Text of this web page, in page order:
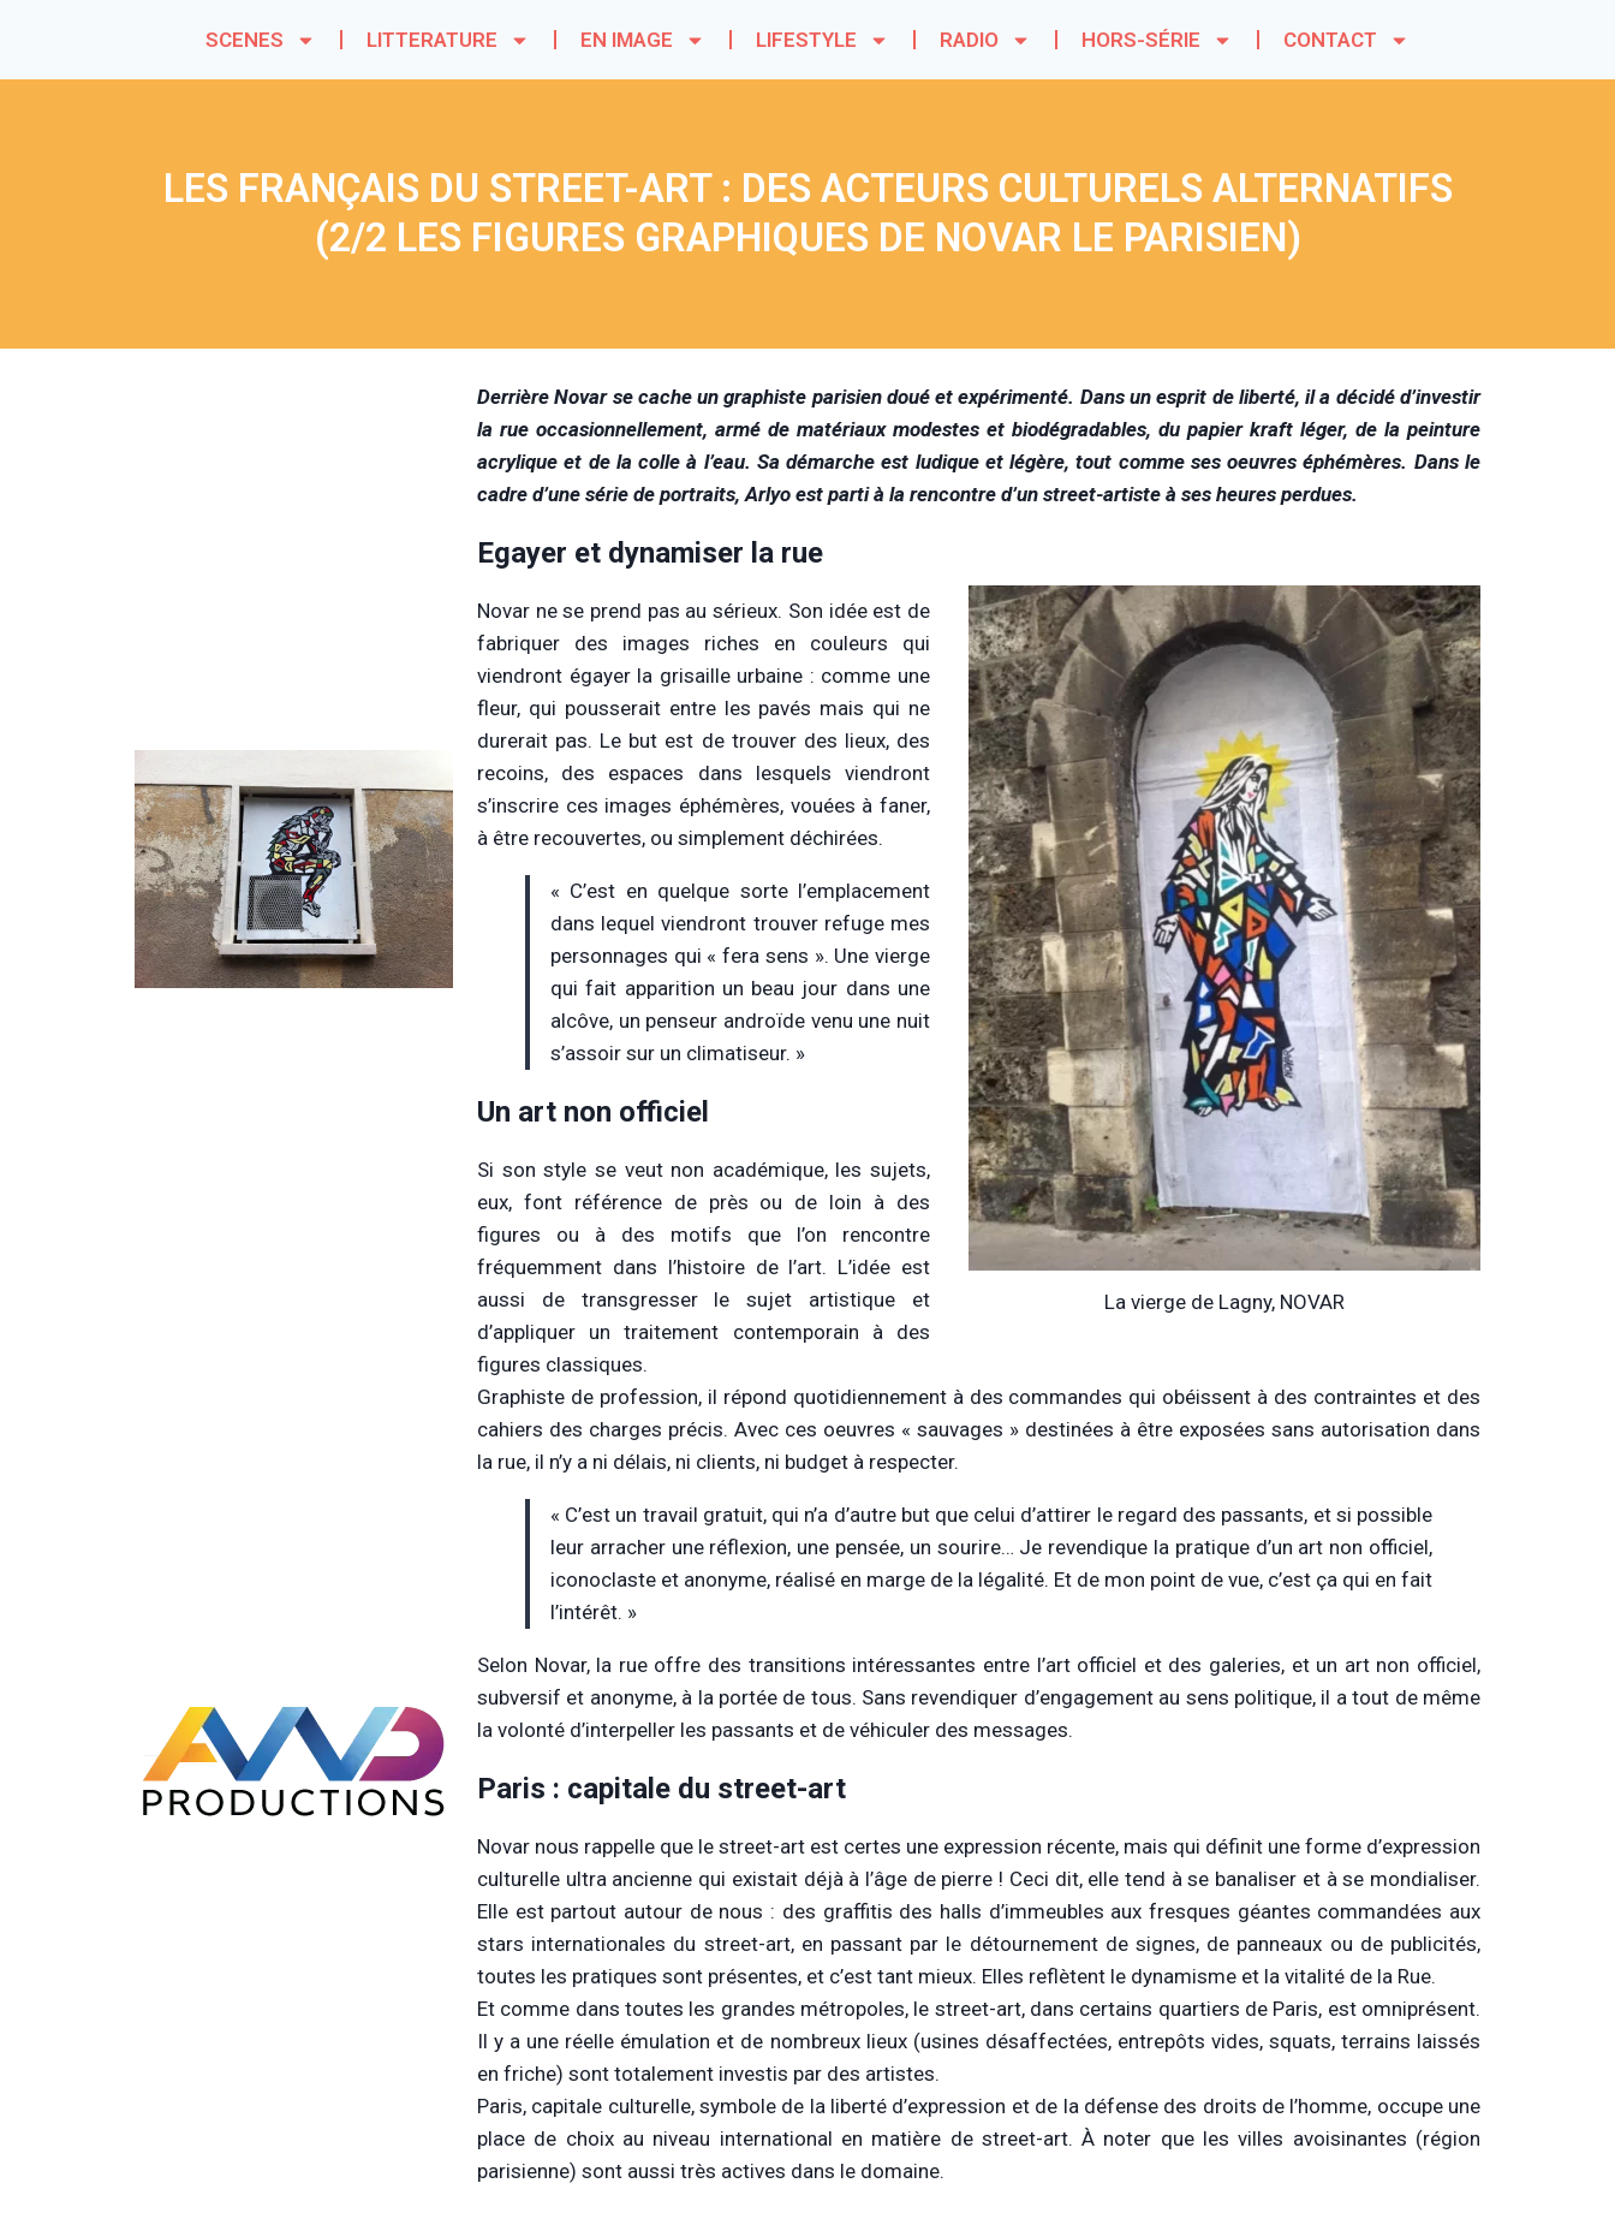
SCENES LITTERATURE EN IMAGE LIFESTYLE RADIO HORS-SÉRIE CONTACT
LES FRANÇAIS DU STREET-ART : DES ACTEURS CULTURELS ALTERNATIFS
(2/2 LES FIGURES GRAPHIQUES DE NOVAR LE PARISIEN)
Derrière Novar se cache un graphiste parisien doué et expérimenté. Dans un esprit de liberté, il a décidé d’investir
la rue occasionnellement, armé de matériaux modestes et biodégradables, du papier kraft léger, de la peinture
acrylique et de la colle à l’eau. Sa démarche est ludique et légère, tout comme ses oeuvres éphémères. Dans le
cadre d’une série de portraits, Arlyo est parti à la rencontre d’un street-artiste à ses heures perdues.
Egayer et dynamiser la rue
La vierge de Lagny, NOVAR
Novar ne se prend pas au sérieux. Son idée est de
fabriquer des images riches en couleurs qui
viendront égayer la grisaille urbaine : comme une
fleur, qui pousserait entre les pavés mais qui ne
durerait pas. Le but est de trouver des lieux, des
recoins, des espaces dans lesquels viendront
s’inscrire ces images éphémères, vouées à faner,
à être recouvertes, ou simplement déchirées.
« C’est en quelque sorte l’emplacement
dans lequel viendront trouver refuge mes
personnages qui « fera sens ». Une vierge
qui fait apparition un beau jour dans une
alcôve, un penseur androïde venu une nuit
s’assoir sur un climatiseur. »
Un art non officiel
Si son style se veut non académique, les sujets,
eux, font référence de près ou de loin à des
figures ou à des motifs que l’on rencontre
fréquemment dans l’histoire de l’art. L’idée est
aussi de transgresser le sujet artistique et
d’appliquer un traitement contemporain à des
figures classiques.
Graphiste de profession, il répond quotidiennement à des commandes qui obéissent à des contraintes et des
cahiers des charges précis. Avec ces oeuvres « sauvages » destinées à être exposées sans autorisation dans
la rue, il n’y a ni délais, ni clients, ni budget à respecter.
« C’est un travail gratuit, qui n’a d’autre but que celui d’attirer le regard des passants, et si possible
leur arracher une réflexion, une pensée, un sourire… Je revendique la pratique d’un art non officiel,
iconoclaste et anonyme, réalisé en marge de la légalité. Et de mon point de vue, c’est ça qui en fait
l’intérêt. »
Selon Novar, la rue offre des transitions intéressantes entre l’art officiel et des galeries, et un art non officiel,
subversif et anonyme, à la portée de tous. Sans revendiquer d’engagement au sens politique, il a tout de même
la volonté d’interpeller les passants et de véhiculer des messages.
Paris : capitale du street-art
Novar nous rappelle que le street-art est certes une expression récente, mais qui définit une forme d’expression
culturelle ultra ancienne qui existait déjà à l’âge de pierre ! Ceci dit, elle tend à se banaliser et à se mondialiser.
Elle est partout autour de nous : des graffitis des halls d’immeubles aux fresques géantes commandées aux
stars internationales du street-art, en passant par le détournement de signes, de panneaux ou de publicités,
toutes les pratiques sont présentes, et c’est tant mieux. Elles reflètent le dynamisme et la vitalité de la Rue.
Et comme dans toutes les grandes métropoles, le street-art, dans certains quartiers de Paris, est omniprésent.
Il y a une réelle émulation et de nombreux lieux (usines désaffectées, entrepôts vides, squats, terrains laissés
en friche) sont totalement investis par des artistes.
Paris, capitale culturelle, symbole de la liberté d’expression et de la défense des droits de l’homme, occupe une
place de choix au niveau international en matière de street-art. À noter que les villes avoisinantes (région
parisienne) sont aussi très actives dans le domaine.